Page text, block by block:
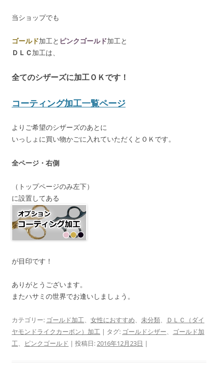
当ショップでも
ゴールド加工と ピンクゴールド加工と
ＤＬＣ加工は、
全てのシザーズに加工ＯＫです！
コーティング加工一覧ページ
よりご希望のシザーズのあとに
いっしょに買い物かごに入れていただくとＯＫです。
全ページ・右側
（トップページのみ左下）
に設置してある
が目印です！
ありがとうございます。
またハサミの世界でお逢いしましょう。
カテゴリー: ゴールド加工、 女性におすすめ、 未分類、
ＤＬＣ（ダイ
ヤモンドライクカーボン）加工 | タグ: ゴールドシザー、 ゴールド加
工、 ピンクゴールド | 投稿日:2016年12月23日 |